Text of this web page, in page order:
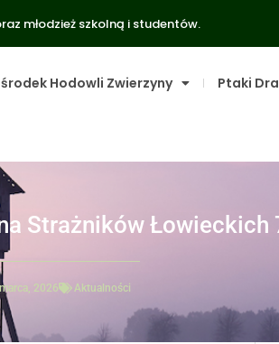
młodzież szkolną i studentów.
Hodowli Zwierzyny Ptaki
Strażników
2026 Aktualności